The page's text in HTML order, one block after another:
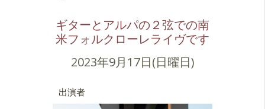
ギターとアルパの２弦での南
米フォルクローレライヴです
2023年9月17日(日曜日)
出演者